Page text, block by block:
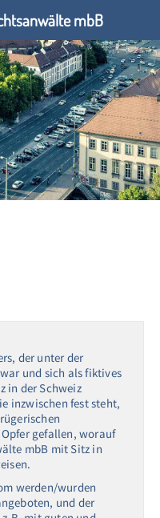
der unter der
und sich als fiktives
in der Schweiz
inzwischen fest steht,
gefallen, worauf
mbB mit Sitz in
werden/wurden
und der
mbB